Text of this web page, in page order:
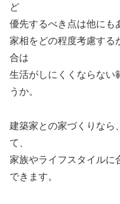
ど
優先するべき点は他にも
家相をどの程度考慮する
合は
生活がしにくくならない
うか。
建築家との家づくりなら
て、
家族やライフスタイルに
できます。